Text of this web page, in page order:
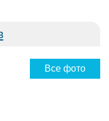
Все фото